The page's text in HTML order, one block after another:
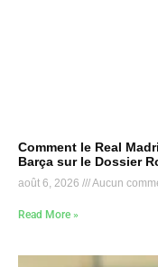
Comment le Real
Barça sur le Dossier
août 6, 2026 Aucun
Read More »